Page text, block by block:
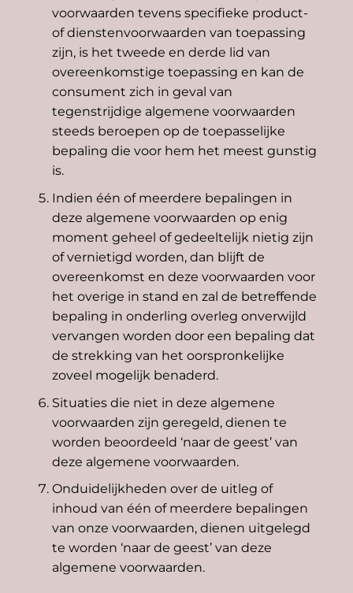
voorwaarden tevens specifieke product-
of dienstenvoorwaarden van toepassing
zijn, is het tweede en derde lid van
overeenkomstige toepassing en kan de
consument zich in geval van
tegenstrijdige algemene voorwaarden
steeds beroepen op de toepasselijke
bepaling die voor hem het meest gunstig
is.
Indien één of meerdere bepalingen in
deze algemene voorwaarden op enig
moment geheel of gedeeltelijk nietig zijn
of vernietigd worden, dan blijft de
overeenkomst en deze voorwaarden voor
het overige in stand en zal de betreffende
bepaling in onderling overleg onverwijld
vervangen worden door een bepaling dat
de strekking van het oorspronkelijke
zoveel mogelijk benaderd.
Situaties die niet in deze algemene
voorwaarden zijn geregeld, dienen te
worden beoordeeld ‘naar de geest’ van
deze algemene voorwaarden.
Onduidelijkheden over de uitleg of
inhoud van één of meerdere bepalingen
van onze voorwaarden, dienen uitgelegd
te worden ‘naar de geest’ van deze
algemene voorwaarden.